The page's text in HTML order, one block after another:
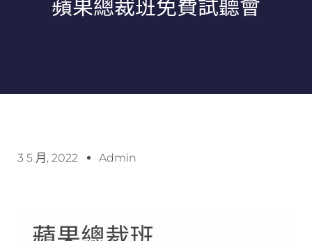
蘋果總裁班免費試聽會
3 5 月, 2022 Admin